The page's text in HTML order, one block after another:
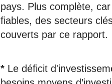
pays. Plus complète,
fiables, des secteurs
couverts par ce rapport.
* Le déficit